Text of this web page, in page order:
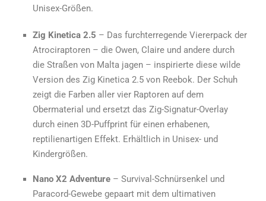
Unisex-Größen.
Zig Kinetica 2.5 – Das furchterregende Viererpack der
Atrociraptoren – die Owen, Claire und andere durch
die Straßen von Malta jagen – inspirierte diese wilde
Version des Zig Kinetica 2.5 von Reebok. Der Schuh
zeigt die Farben aller vier Raptoren auf dem
Obermaterial und ersetzt das Zig-Signatur-Overlay
durch einen 3D-Puffprint für einen erhabenen,
reptilienartigen Effekt. Erhältlich in Unisex- und
Kindergrößen.
Nano X2 Adventure – Survival-Schnürsenkel und
Paracord-Gewebe gepaart mit dem ultimativen